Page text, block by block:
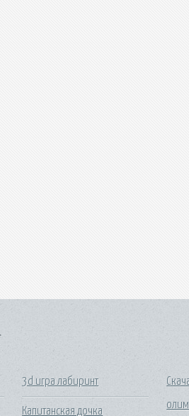
3d игра лабиринт
Капитанская дочка